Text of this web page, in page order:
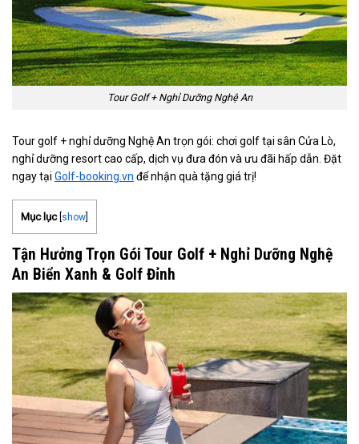
Tour Golf + Nghỉ Dưỡng Nghệ An
Tour golf + nghỉ dưỡng Nghệ An trọn gói: chơi golf tại sân Cửa Lò,
nghỉ dưỡng resort cao cấp, dịch vụ đưa đón và ưu đãi hấp dẫn. Đặt
ngay tại Golf-booking.vn để nhận quà tặng giá trị!
Mục lục show
Tận Hưởng Trọn Gói Tour Golf + Nghỉ Dưỡng Nghệ
An Biển Xanh & Golf Đỉnh